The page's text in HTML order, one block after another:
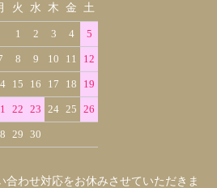
火 水 木 金 土
1 2 3 4 5
8 9 10 11 12
15 16 17 18 19
22 23 24 25 26
29 30
合わせ対応をお休みさせていただきま